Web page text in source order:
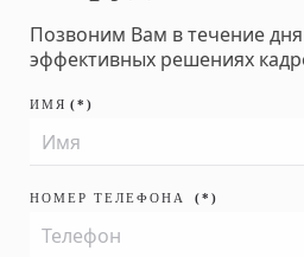
Позвоним Вам в течение
эффективных решениях
ИМЯ (*)
НОМЕР ТЕЛЕФОНА (*)